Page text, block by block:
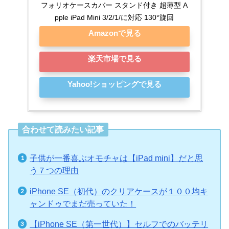
フォリオケースカバー スタンド付き 超薄型 A
pple iPad Mini 3/2/1/に対応 130°旋回
Amazonで見る
楽天市場で見る
Yahoo!ショッピングで見る
合わせて読みたい記事
子供が一番喜ぶオモチャは【iPad mini】だと思
う７つの理由
iPhone SE（初代）のクリアケースが１００均キ
ャンドゥでまだ売っていた！
【iPhone SE（第一世代）】セルフでのバッテリ